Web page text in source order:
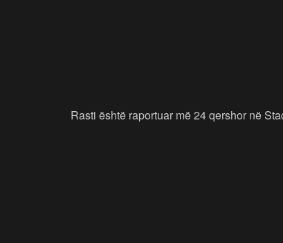
Rasti është raportuar më 24 qershor në